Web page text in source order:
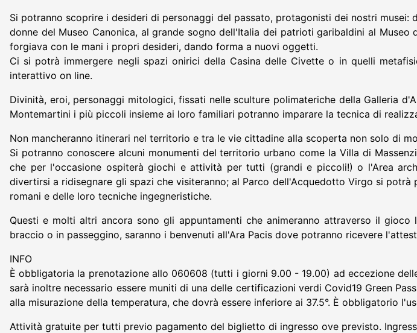
Si potranno scoprire i desideri di personaggi del passato, protagonisti dei nostri
donne del Museo Canonica, al grande sogno dell'Italia dei patrioti garibaldini al
forgiava con le mani i propri desideri, dando forma a nuovi oggetti.
Ci si potrà immergere negli spazi onirici della Casina delle Civette o in quelli
interattivo on line.
Divinità, eroi, personaggi mitologici, fissati nelle sculture polimateriche della Galleria
Montemartini i più piccoli insieme ai loro familiari potranno imparare la tecnica di
Non mancheranno itinerari nel territorio e tra le vie cittadine alla scoperta non solo di
Si potranno conoscere alcuni monumenti del territorio urbano come la Villa di
che per l'occasione ospiterà giochi e attività per tutti (grandi e piccoli!) o l'Area
divertirsi a ridisegnare gli spazi che visiteranno; al Parco dell'Acquedotto Virgo si
romani e delle loro tecniche ingegneristiche.
Questi e molti altri ancora sono gli appuntamenti che animeranno attraverso il
braccio o in passeggino, saranno i benvenuti all'Ara Pacis dove potranno ricevere
INFO
È obbligatoria la prenotazione allo 060608 (tutti i giorni 9.00 - 19.00) ad eccezione
sarà inoltre necessario essere muniti di una delle certificazioni verdi Covid19 Green
alla misurazione della temperatura, che dovrà essere inferiore ai 37.5°. È obbligatorio
Attività gratuite per tutti previo pagamento del biglietto di ingresso ove previsto.